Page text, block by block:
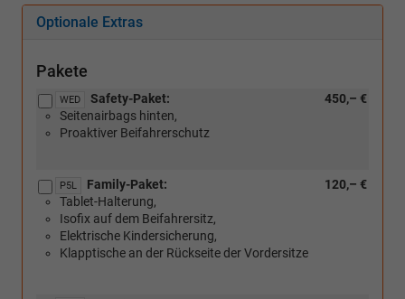
Optionale Extras
Pakete
WED 450,– €
Safety-Paket:
Seitenairbags hinten,
Proaktiver Beifahrerschutz
P5L 120,– €
Family-Paket:
Tablet-Halterung,
Isofix auf dem Beifahrersitz,
Elektrische Kindersicherung,
Klapptische an der Rückseite der Vordersitze